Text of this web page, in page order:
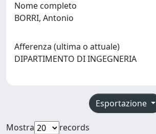
Nome completo
BORRI, Antonio
Afferenza (ultima o attuale)
DIPARTIMENTO DI INGEGNERIA
Esportazione
Mostra
records